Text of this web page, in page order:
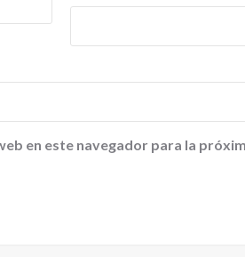
en este navegador para la